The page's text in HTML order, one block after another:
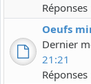
Réponses
Oeufs
Dernier
21:21
Réponses